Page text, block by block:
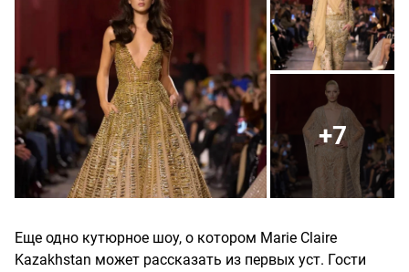
+7
Еще одно кутюрное шоу, о котором Marie Claire
Kazakhstan может рассказать из первых уст. Гости